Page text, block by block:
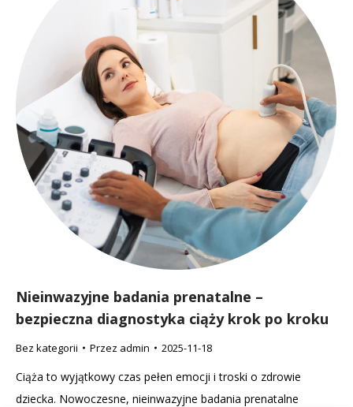
Nieinwazyjne badania prenatalne –
bezpieczna diagnostyka ciąży krok po kroku
Bez kategorii Przez admin 2025-11-18
Ciąża to wyjątkowy czas pełen emocji i troski o zdrowie
dziecka. Nowoczesne, nieinwazyjne badania prenatalne